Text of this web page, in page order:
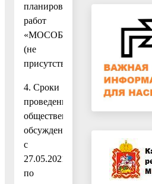
планировочных
работ
«МОСОБЛГЕОТРЕСТ»
(не
присутствовали).
4. Сроки
проведения
общественных
обсуждений:
с
27.05.2021
по